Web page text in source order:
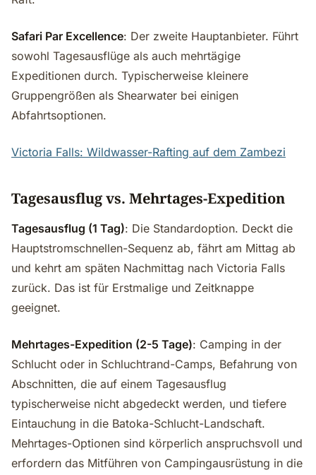
Safari Par Excellence: Der zweite Hauptanbieter. Führt
sowohl Tagesausflüge als auch mehrtägige
Expeditionen durch. Typischerweise kleinere
Gruppengrößen als Shearwater bei einigen
Abfahrtsoptionen.
Victoria Falls: Wildwasser-Rafting auf dem Zambezi
Tagesausflug vs. Mehrtages-Expedition
Tagesausflug (1 Tag): Die Standardoption. Deckt die
Hauptstromschnellen-Sequenz ab, fährt am Mittag ab
und kehrt am späten Nachmittag nach Victoria Falls
zurück. Das ist für Erstmalige und Zeitknappe
geeignet.
Mehrtages-Expedition (2-5 Tage): Camping in der
Schlucht oder in Schluchtrand-Camps, Befahrung von
Abschnitten, die auf einem Tagesausflug
typischerweise nicht abgedeckt werden, und tiefere
Eintauchung in die Batoka-Schlucht-Landschaft.
Mehrtages-Optionen sind körperlich anspruchsvoll und
erfordern das Mitführen von Campingausrüstung in die